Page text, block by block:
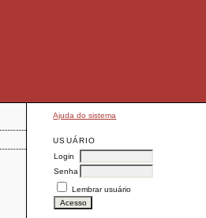
Ajuda do sistema
USUÁRIO
Login
Senha
Lembrar usuário